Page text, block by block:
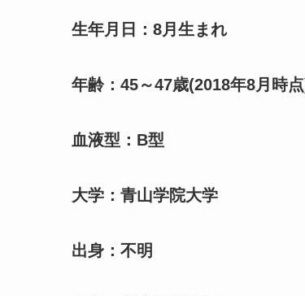
生年月日：8月生まれ
年齢：45～47歳(2018年8月時
血液型：B型
大学：青山学院大学
出身：不明